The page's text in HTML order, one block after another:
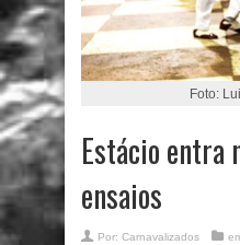
Foto:
Estácio entra
ensaios
Por: Carnavalizados